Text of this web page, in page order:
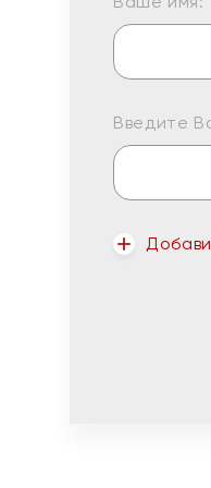
Введите